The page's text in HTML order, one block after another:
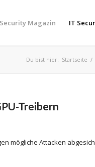
Magazin IT
Du bist hier: Startseite /
Treibern
mögliche Attacken